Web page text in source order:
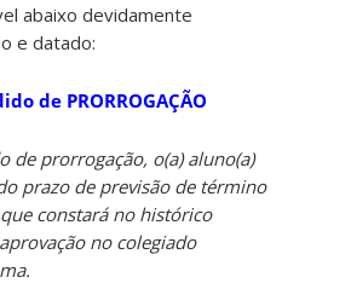
abaixo devidamente
e datado:
de PRORROGAÇÃO
de prorrogação, o(a) aluno(a)
prazo de previsão de término
constará no histórico
no colegiado